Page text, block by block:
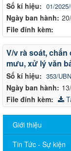
Số kí hiệu: 01/
Ngày ban hành:
File đính kèm:
Số kí hiệu: 353/
Ngày ban hành:
V/v rà soát,
mưu, xử lý văn
File đính kèm:
Giới thiệu
Tin Tức - Sự kiện